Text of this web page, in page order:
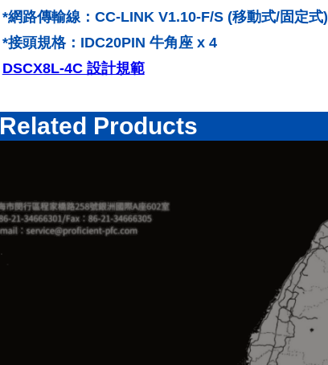
*網路傳輸線：CC-LINK V1.10-F/S (移動式/固定式)
*接頭規格：IDC20PIN 牛角座 x 4
DSCX8L-4C 設計規範
Related Products